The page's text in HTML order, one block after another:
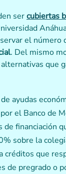
sercubiertas
el número
. Del mismo
que
ayudas
el Banco de
de financiación
sobre la
créditos que
de pregrado o